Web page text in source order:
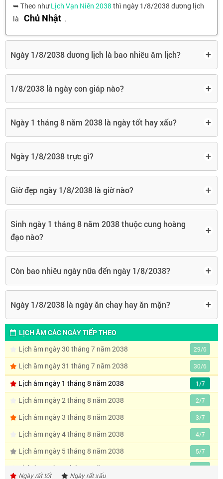
➥ Theo nhưLịch Vạn Niên 2038 thì ngày 1/8/2038 dương lịch
là Chủ Nhật .
Ngày 1/8/2038 dương lịch là bao nhiêu âm lịch? +
1/8/2038 là ngày con giáp nào? +
Ngày 1 tháng 8 năm 2038 là ngày tốt hay xấu? +
Ngày 1/8/2038 trực gì? +
Giờ đẹp ngày 1/8/2038 là giờ nào? +
Sinh ngày 1 tháng 8 năm 2038 thuộc cung hoàng
đạo nào?
+
Còn bao nhiêu ngày nữa đến ngày 1/8/2038? +
Ngày 1/8/2038 là ngày ăn chay hay ăn mặn? +
LỊCH ÂM CÁC NGÀY TIẾP THEO
Lịch âm ngày 30 tháng 7 năm 2038
29/6
Lịch âm ngày 31 tháng 7 năm 2038 30/6
Lịch âm ngày 1 tháng 8 năm 2038 1/7
Lịch âm ngày 2 tháng 8 năm 2038 2/7
Lịch âm ngày 3 tháng 8 năm 2038 3/7
Lịch âm ngày 4 tháng 8 năm 2038 4/7
Lịch âm ngày 5 tháng 8 năm 2038 5/7
Lịch âm ngày 6 tháng 8 năm 2038 6/7
Ngày rất tốt Ngày rất xấu